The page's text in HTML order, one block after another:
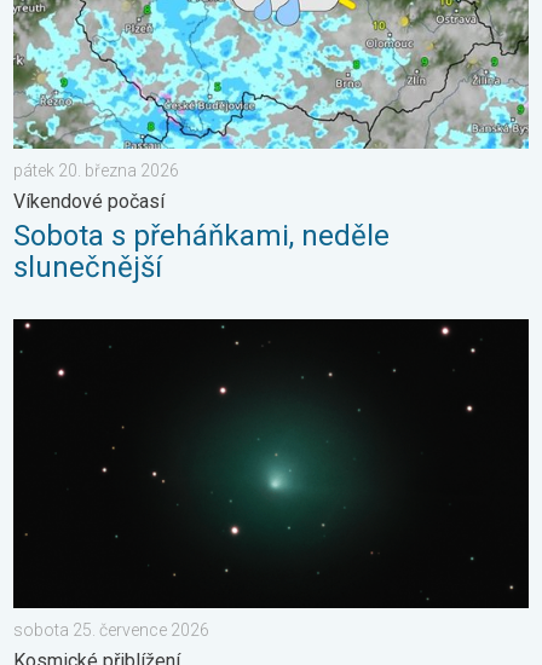
pátek 20. března 2026
Víkendové počasí
Sobota s přeháňkami, neděle
slunečnější
Kometa 10P/Tempel. Kosmické přiblížení. . . sobota 25.
sobota 25. července 2026